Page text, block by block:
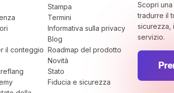
il conteggio
Stampa
Termini
Informativa sulla privacy
Blog
Roadmap del prodotto
Novità
Stato
Fiducia e sicurezza
Scopri
tradurre il
sicurezza,
servizio.